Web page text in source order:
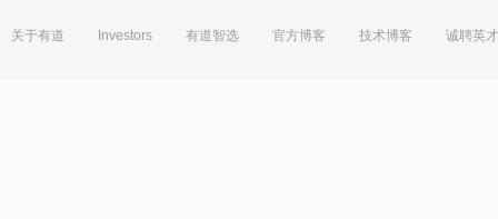
关于有道 Investors 有道智选 官方博客 技术博客 诚聘英才